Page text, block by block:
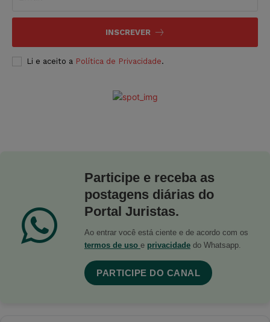
INSCREVER
Li e aceito a Política de Privacidade.
Participe e receba as
postagens diárias do
Portal Juristas.
Ao entrar você está ciente e de acordo com os
termos de uso e privacidade do Whatsapp.
PARTICIPE DO CANAL